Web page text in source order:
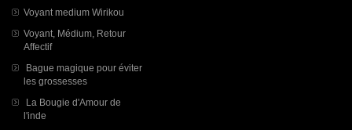
Voyant medium Wirikou
Voyant, Médium, Retour
Affectif
Bague magique pour éviter
les grossesses
La Bougie d'Amour de
l'inde